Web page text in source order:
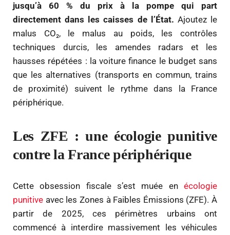
jusqu’à 60 % du prix à la pompe qui part
directement dans les caisses de l’État. Ajoutez le
malus CO₂, le malus au poids, les contrôles
techniques durcis, les amendes radars et les
hausses répétées : la voiture finance le budget sans
que les alternatives (transports en commun, trains
de proximité) suivent le rythme dans la France
périphérique.
Les ZFE : une écologie punitive
contre la France périphérique
Cette obsession fiscale s’est muée en écologie
punitive avec les Zones à Faibles Émissions (ZFE). À
partir de 2025, ces périmètres urbains ont
commencé à interdire massivement les véhicules